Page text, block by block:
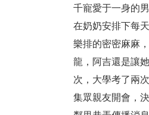
千寵愛于一身的
在奶奶安排下每
樂排的密密麻麻
龍，阿吉還是讓
次，大學考了兩
集眾親友開會，